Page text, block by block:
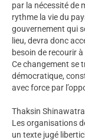
par la nécessité de
rythme la vie du
gouvernement qui
lieu, devra donc
besoin de recourir
Ce changement se
démocratique,
avec force par
Thaksin
Les organisations
un texte jugé